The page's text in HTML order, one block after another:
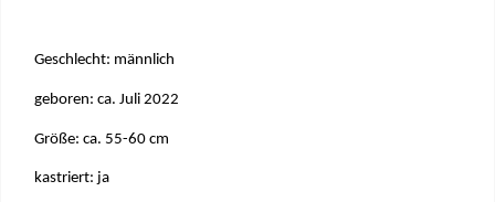
Geschlecht: männlich
geboren: ca. Juli 2022
Größe: ca. 55-60 cm
kastriert: ja